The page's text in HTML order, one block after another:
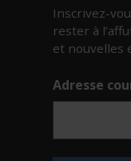
Inscrivez-
rester à
et nouvelles
Adresse